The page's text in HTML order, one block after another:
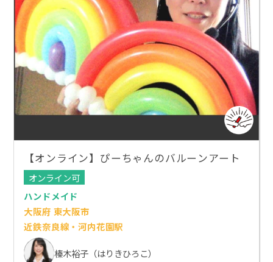
【オンライン】ぴーちゃんのバルーンアート
オンライン可
ハンドメイド
大阪府 東大阪市
近鉄奈良線・河内花園駅
榛木裕子（はりきひろこ）